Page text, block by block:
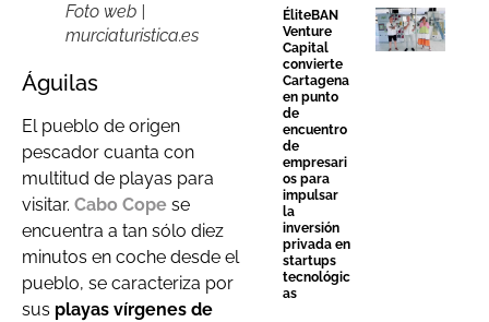
Foto web |
murciaturistica.es
Águilas
El pueblo de origen
pescador cuanta con
multitud de playas para
visitar. Cabo Cope se
encuentra a tan sólo diez
minutos en coche desde el
pueblo, se caracteriza por
sus playas vírgenes de
ÉliteBAN
Venture
Capital
convierte
Cartagena
en punto
de
encuentro
de
empresari
os para
impulsar
la
inversión
privada en
startups
tecnológic
as